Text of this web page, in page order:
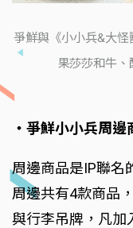
爭鮮與《小小兵&大
果莎莎和牛、
‧爭鮮小小兵周邊
周邊商品是IP聯名
周邊共有4款商品
與行李吊牌，凡加